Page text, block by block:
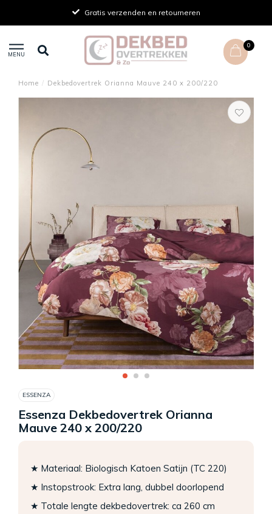
Gratis verzenden en retourneren
MENU
0
Home / Dekbedovertrek Orianna Mauve 240 x 200/220
ESSENZA
Essenza Dekbedovertrek Orianna
Mauve 240 x 200/220
★ Materiaal: Biologisch Katoen Satijn (TC 220)
★ Instopstrook: Extra lang, dubbel doorlopend
★ Totale lengte dekbedovertrek: ca 260 cm